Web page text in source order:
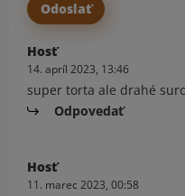
Hosť
14. apríl 2023, 13:46
super torta ale drahé
Odpovedať
Hosť
11. marec 2023, 00:58